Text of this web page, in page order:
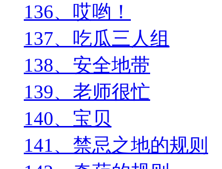
136、哎哟！
137、吃瓜三人组
138、安全地带
139、老师很忙
140、宝贝
141、禁忌之地的规则